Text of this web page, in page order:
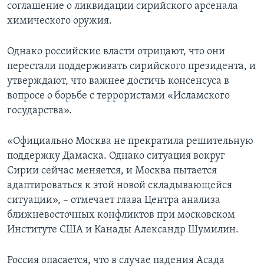
соглашение о ликвидации сирийского арсенала
химического оружия.
Однако российские власти отрицают, что они
перестали поддерживать сирийского президента, и
утверждают, что важнее достичь консенсуса в
вопросе о борьбе с террористами «Исламского
государства».
«Официально Москва не прекратила решительную
поддержку Дамаска. Однако ситуация вокруг
Сирии сейчас меняется, и Москва пытается
адаптироваться к этой новой складывающейся
ситуации», – отмечает глава Центра анализа
ближневосточных конфликтов при московском
Институте США и Канады Александр Шумилин.
Россия опасается, что в случае падения Асада